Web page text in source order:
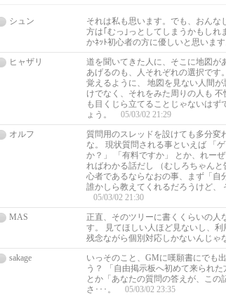
シュン
それは私も思います。でも、おん
方は｢むっ｣っとしてしまうかもしれ
かﾈｯﾄ初心者の方に優しいと思います
ヒャザリ
道を聞いてきた人に、そこに地図が
あげるのも、人それぞれの選択です
覚えるように、 地図を見ない人間
けでなく、それをみた周りの人も
も目くじら立てることじゃないはず
ょう。
05/03/02 21:29
オルフ
質問用のスレッドを設けても多分変
な。 現状質問される事といえば 「
か？」 「有料ですか」 とか、れー
ればわかる話だし （むしろちゃん
心者であるならなおの事、まず「自
誰かしら教えてくれるだろうけど、
05/03/02 21:30
MAS
正直、そのツリーに書くくらいの人
す。 見てほしい人ほど見ないし、利
残念ながら個別対応しかないんじゃ
sakage
いっそのこと、GMに嘆願書にでも
う？ 「自由掲示板へ初めて来られ
とか「あなたの質問の答えが、こ
さ･･･。
05/03/02 23:35